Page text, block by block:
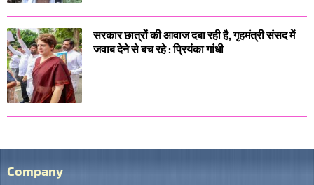
सरकार छात्रों की आवाज दबा रही है, गृहमंत्री संसद में
जवाब देने से बच रहे : प्रियंका गांधी
Company